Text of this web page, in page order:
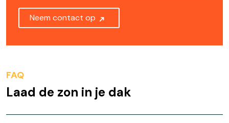
Neem contact op
FAQ
Laad de zon in je dak